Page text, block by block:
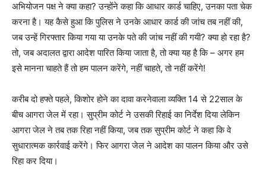
अभियोजन पक्ष ने क्या कहा?उन्होंने कहा कि आधार कार्ड चाहिए,उनका पता चेक
करना है। यह कैसे हुआ कि पुलिस ने उनके आधार कार्ड की जांच तब नहीं की,
जब उन्हें गिरफ्तार किया गया या उनके पते की जांच नहीं की गयी?क्या हो रहा है?
तो,जब अदालत द्वारा आदेश पारित किया जाता है,तो क्या यह है कि – अगर हम
इसे मानना चाहते हैं तो हम पालन करेंगे,नहीं चाहते,तो नहीं करेंगे!
करीब दो हफ्ते पहले,किशोर होने का दावा करनेवाला व्यक्ति 14 से 22साल के
बीच आगरा जेल में रहा। सुप्रीम कोर्ट ने उसकी रिहाई का निर्देश दिया लेकिन
आगरा जेल ने तब तक रिहा नहीं किया,जब तक सुप्रीम कोर्ट ने कहा कि वे
सुधारात्मक कार्रवाई करेंगे। फिर आगरा जेल ने आदेश का पालन किया और उसे
रिहा कर दिया।